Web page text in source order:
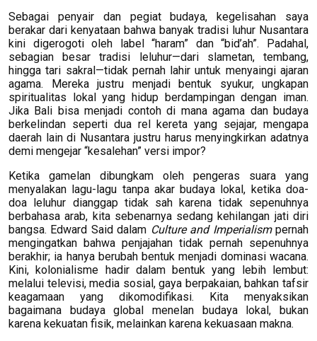
Sebagai penyair dan pegiat budaya, kegelisahan saya
berakar dari kenyataan bahwa banyak tradisi luhur Nusantara
kini digerogoti oleh label “haram” dan “bid’ah”. Padahal,
sebagian besar tradisi leluhur—dari slametan, tembang,
hingga tari sakral—tidak pernah lahir untuk menyaingi ajaran
agama. Mereka justru menjadi bentuk syukur, ungkapan
spiritualitas lokal yang hidup berdampingan dengan iman.
Jika Bali bisa menjadi contoh di mana agama dan budaya
berkelindan seperti dua rel kereta yang sejajar, mengapa
daerah lain di Nusantara justru harus menyingkirkan adatnya
demi mengejar “kesalehan” versi impor?
Ketika gamelan dibungkam oleh pengeras suara yang
menyalakan lagu-lagu tanpa akar budaya lokal, ketika doa-
doa leluhur dianggap tidak sah karena tidak sepenuhnya
berbahasa arab, kita sebenarnya sedang kehilangan jati diri
bangsa. Edward Said dalam Culture and Imperialismpernah
mengingatkan bahwa penjajahan tidak pernah sepenuhnya
berakhir; ia hanya berubah bentuk menjadi dominasi wacana.
Kini, kolonialisme hadir dalam bentuk yang lebih lembut:
melalui televisi, media sosial, gaya berpakaian, bahkan tafsir
keagamaan yang dikomodifikasi. Kita menyaksikan
bagaimana budaya global menelan budaya lokal, bukan
karena kekuatan fisik, melainkan karena kekuasaan makna.